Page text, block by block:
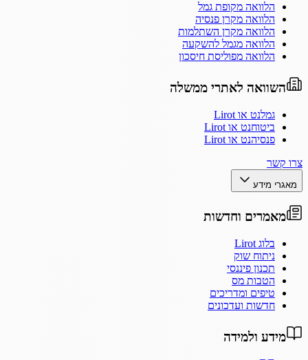
הלוואה מקופת גמל
הלוואה מקרן פנסיה
הלוואה מקרן השתלמות
הלוואה מגמל להשקעה
הלוואה מפוליסת חיסכון
השוואה לאתרי ממשלה
גמלנט או Lirot
ביטוחנט או Lirot
פנסיהנט או Lirot
צרו קשר
מאגרי מידע
מאמרים וחדשות
בלוג Lirot
ניתוח שוק
תכנון פיננסי
הטבות מס
טיפים ומדריכים
חדשות ועדכונים
מידע ולמידה